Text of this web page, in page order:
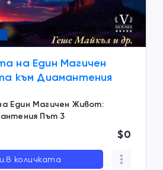
на Един Магичен
към Диамантения
Един Магичен Живот:
Път 3
$0
количката